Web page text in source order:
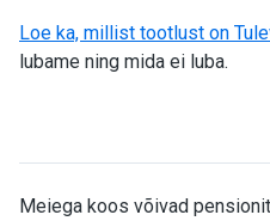
Loe ka, millist tootlust on
lubame ning mida ei luba.
Meiega koos võivad